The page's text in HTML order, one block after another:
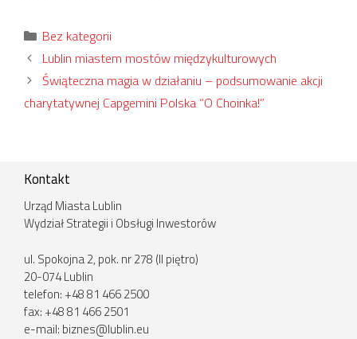
Kategorie
Bez kategorii
Lublin miastem mostów międzykulturowych
Świąteczna magia w działaniu – podsumowanie akcji
charytatywnej Capgemini Polska “O Choinka!”
Kontakt
Urząd Miasta Lublin
Wydział Strategii i Obsługi Inwestorów
ul. Spokojna 2, pok. nr 278 (II piętro)
20-074 Lublin
telefon: +48 81 466 2500
fax: +48 81 466 2501
e-mail: biznes@lublin.eu